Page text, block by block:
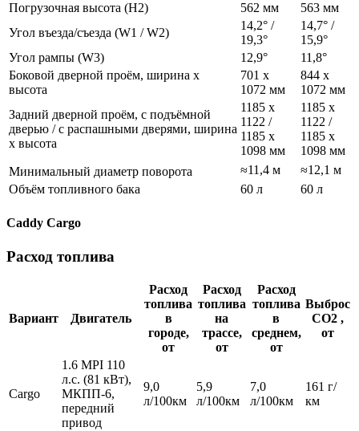
Погрузочная высота (H2)
562 мм
563 мм
Угол въезда/съезда (W1 / W2)
14,2° /
19,3°
14,7° /
15,9°
Угол рампы (W3)
12,9°
11,8°
Боковой дверной проём, ширина x
высота
701 x
1072 мм
844 x
1072 мм
Задний дверной проём, с подъёмной
дверью / с распашными дверями, ширина
x высота
1185 x
1122 /
1185 x
1098 мм
1185 x
1122 /
1185 x
1098 мм
Минимальный диаметр поворота
≈11,4 м
≈12,1 м
Объём топливного бака
60 л 60 л
Caddy Cargo
Расход топлива
Вариант Двигатель
Расход
топлива
в
городе,
от
Расход
топлива
на
трассе,
от
Расход
топлива
в
среднем,
от
Выброс
CO2 ,
от
Cargo
1.6 MPI 110
л.с. (81 кВт),
МКПП-6,
передний
привод
9,0
л/100км
5,9
л/100км
7,0
л/100км
161 г/
км